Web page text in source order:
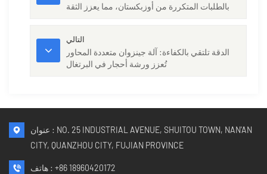
بالطلبات المتكررة من أوزبكستان، مما يعزز الثقة
التالي
الدقة تلتقي بالكفاءة: آلة جينزوان متعددة المحاور
تُعزز ورشة أحجار في البرتغال
عنوان : NO. 25 INDUSTRIAL AVENUE, SHUITOU TOWN, NAN'AN
CITY, QUANZHOU CITY, FUJIAN PROVINCE
هاتف : +86 18960420172